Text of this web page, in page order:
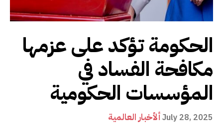
الحكومة تؤكد على عزمها
مكافحة الفساد في
المؤسسات الحكومية
ألأخبار العالميةJuly 28, 2025